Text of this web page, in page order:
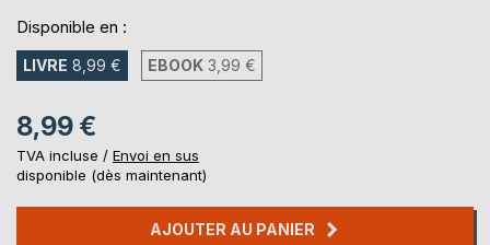
Disponible en :
LIVRE 8,99 € EBOOK 3,99 €
8,99 €
TVA incluse / Envoi en sus
disponible (dès maintenant)
AJOUTER AU PANIER